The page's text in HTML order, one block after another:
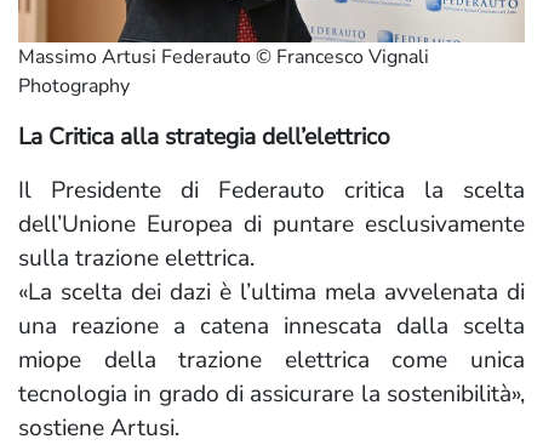
Massimo Artusi Federauto © Francesco Vignali
Photography
La Critica alla strategia dell’elettrico
Il Presidente di Federauto critica la scelta
dell’Unione Europea di puntare esclusivamente
sulla trazione elettrica.
«La scelta dei dazi è l’ultima mela avvelenata di
una reazione a catena innescata dalla scelta
miope della trazione elettrica come unica
tecnologia in grado di assicurare la sostenibilità»,
sostiene Artusi.